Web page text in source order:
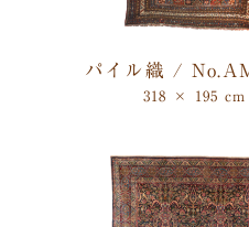
パイル織 /
318 × 195 cm